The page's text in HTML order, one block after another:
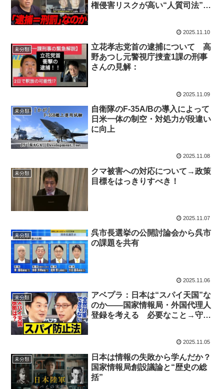
権侵害リスクが高い“人質司法”的
2025.11.10
未分類
立花孝志党首の逮捕について 高
野あつし元警視庁捜査1課の刑事
さんの見解：
2025.11.09
未分類
自衛隊のF-35A/Bの導入によって
日米一体の制空・対処力が段違い
に向上
2025.11.08
未分類
クマ被害への対応について→政策
目標をはっきりすべき！
2025.11.07
未分類
呉市長選挙の公開討論会から呉市
の課題を共有
2025.11.06
未分類
アベプラ：日本は“スパイ天国”な
のか――国家情報局・外国代理人
登録を考える 必要なこと→守り
2025.11.05
未分類
日本は情報の失敗から学んだか？
国家情報局創設議論と“歴史の総
括”